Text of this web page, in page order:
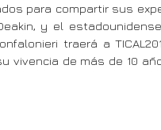
para compartir sus
y el
traerá a
de más de 10